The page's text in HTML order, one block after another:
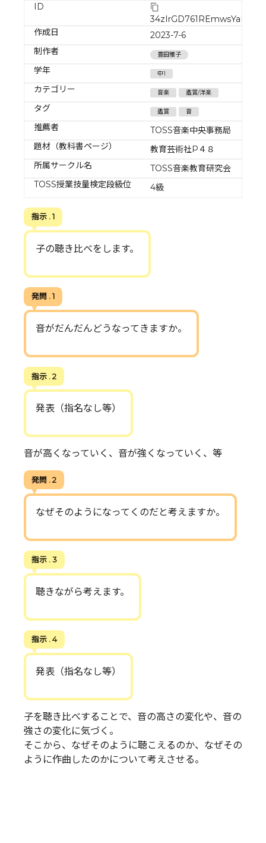
ID
34zIrGD761REmwsYaE3x
作成日
2023-7-6
制作者
豊田雅子
学年 中1
カテゴリー 音楽 鑑賞/洋楽
タグ 鑑賞 音
推薦者
TOSS音楽中央事務局
題材（教科書ページ）
教育芸術社P４８
所属サークル名
TOSS音楽教育研究会
TOSS授業技量検定段級位
4級
指示 . 1
子の聴き比べをします。
発問 . 1
音がだんだんどうなってきますか。
指示 . 2
発表（指名なし等）
音が高くなっていく、音が強くなっていく、等
発問 . 2
なぜそのようになってくのだと考えますか。
指示 . 3
聴きながら考えます。
指示 . 4
発表（指名なし等）
子を聴き比べすることで、音の高さの変化や、音の
強さの変化に気づく。
そこから、なぜそのように聴こえるのか、なぜその
ように作曲したのかについて考えさせる。